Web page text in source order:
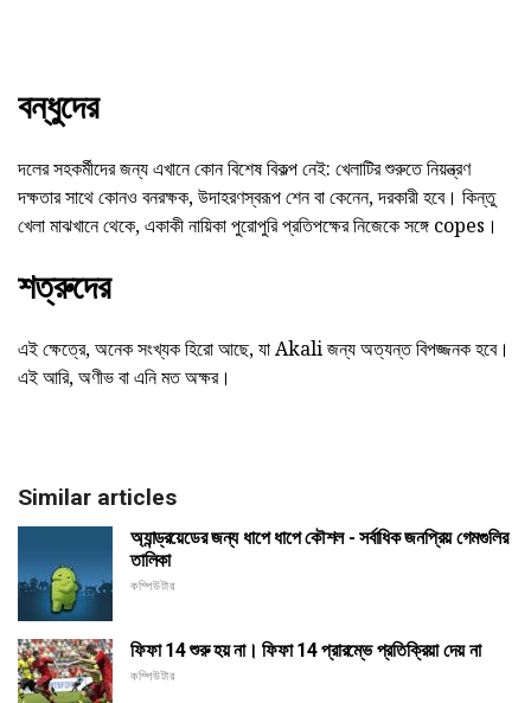
বন্ধুদের
দলের সহকর্মীদের জন্য এখানে কোন বিশেষ বিকল্প নেই: খেলাটির শুরুতে নিয়ন্ত্রণ
দক্ষতার সাথে কোনও বনরক্ষক, উদাহরণস্বরূপ শেন বা কেনেন, দরকারী হবে। কিন্তু
খেলা মাঝখানে থেকে, একাকী নায়িকা পুরোপুরি প্রতিপক্ষের নিজেকে সঙ্গে copes।
শত্রুদের
এই ক্ষেত্রে, অনেক সংখ্যক হিরো আছে, যা Akali জন্য অত্যন্ত বিপজ্জনক হবে।
এই আরি, অণীভ বা এনি মত অক্ষর।
Similar articles
অ্যান্ড্রয়েডের জন্য ধাপে ধাপে কৌশল - সর্বাধিক জনপ্রিয় গেমগুলির
তালিকা
কম্পিউটার
ফিফা 14 শুরু হয় না। ফিফা 14 প্রারম্ভে প্রতিক্রিয়া দেয় না
কম্পিউটার